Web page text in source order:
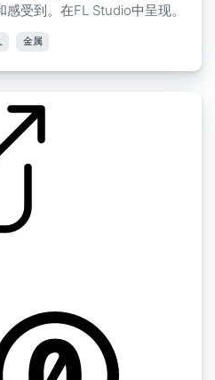
受到。在FL Studio中呈现。
金属